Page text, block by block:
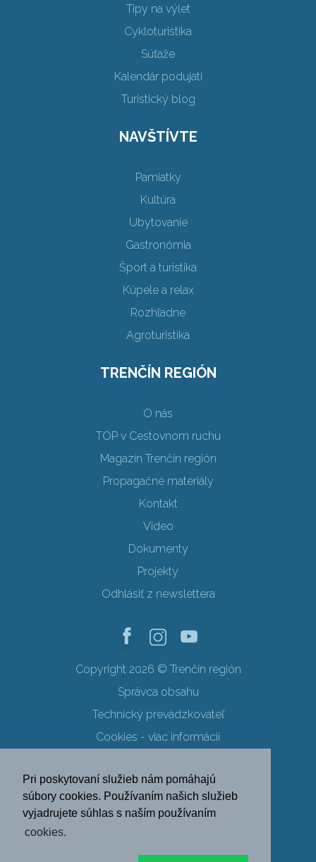
Pri poskytovaní služieb nám pomáhajú
súbory cookies. Používaním našich služieb
vyjadrujete súhlas s naším používaním
cookies.
Tipy na výlet
Cykloturistika
Súťaže
Kalendár podujatí
Turistický blog
NAVŠTÍVTE
Pamiatky
Kultúra
Ubytovanie
Gastronómia
Šport a turistika
Kúpele a relax
Rozhľadne
Agroturistika
TRENČÍN REGIÓN
O nás
TOP v Cestovnom ruchu
Magazín Trenčín región
Propagačné materiály
Kontakt
Video
Dokumenty
Projekty
Odhlásiť z newslettera
Copyright 2026 © Trenčín región
Správca obsahu
Technický prevádzkovateľ
Cookies - viac informácií
Ochrana osobných údajov
SK EN DE
PL